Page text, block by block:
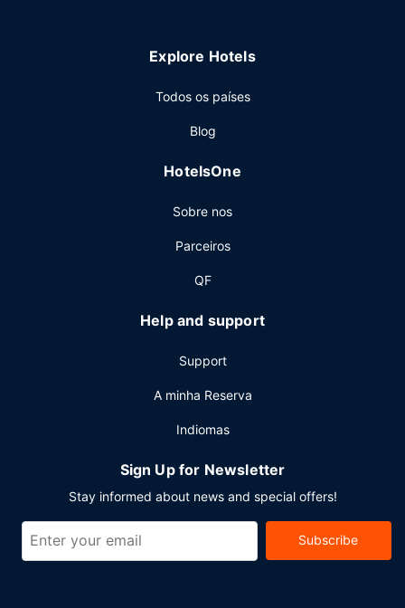
As principais comodidades incluem jornais grátis no lobby,
automática. Há estacionamento grátis no local.
Explore Hotels
Todos os países
Blog
HotelsOne
Sobre nos
Parceiros
QF
Help and support
Support
A minha Reserva
Indiomas
Sign Up for Newsletter
Stay informed about news and special offers!
Subscribe